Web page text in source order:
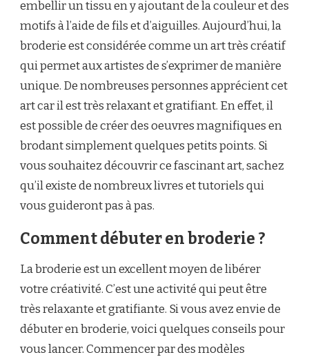
embellir un tissu en y ajoutant de la couleur et des
motifs à l’aide de fils et d’aiguilles. Aujourd’hui, la
broderie est considérée comme un art très créatif
qui permet aux artistes de s’exprimer de manière
unique. De nombreuses personnes apprécient cet
art car il est très relaxant et gratifiant. En effet, il
est possible de créer des oeuvres magnifiques en
brodant simplement quelques petits points. Si
vous souhaitez découvrir ce fascinant art, sachez
qu’il existe de nombreux livres et tutoriels qui
vous guideront pas à pas.
Comment débuter en broderie ?
La broderie est un excellent moyen de libérer
votre créativité. C’est une activité qui peut être
très relaxante et gratifiante. Si vous avez envie de
débuter en broderie, voici quelques conseils pour
vous lancer. Commencer par des modèles